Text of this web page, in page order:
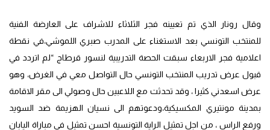
وقال رونار الذي تم تعيينه فجر الثلاثاء للاشراف على العارضة الفنية
للمنتخب التونسي بعد الاستغناء على المدرب صبري اللموشي،في نقطة
اعلامية فجر الاربعاء سبقت الحصة التدريبية لنسور قرطاج “لم اتردد في
قبول عرض تدريب المنتخب التونسي حال التواصل معي في الغرض، وهو
عرض اسعدني كثيرا ، وقد تحدثت مع اللاعبين حال وصولي الى مقر الاقامة
بمدينة مونتيري المكسيكية،ودعوتهم الى نسيان الهزيمة ضد السويد
ورفع الراس ، من اجل تمثيل الراية التونسية احسن تمثيل في مباراة اليابان